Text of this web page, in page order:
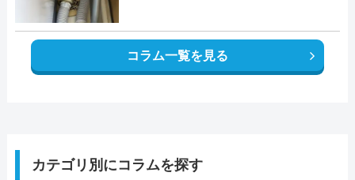
コラム一覧を見る
カテゴリ別にコラムを探す